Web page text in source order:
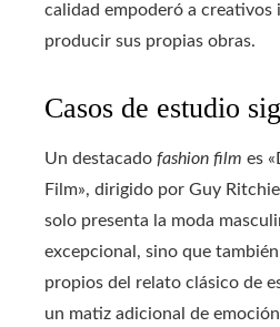
calidad empoderó a creativos
producir sus propias obras.
Casos de estudio
Un destacado fashion film es
Film», dirigido por Guy
solo presenta la moda
excepcional, sino que
propios del relato clásico de
un matiz adicional de